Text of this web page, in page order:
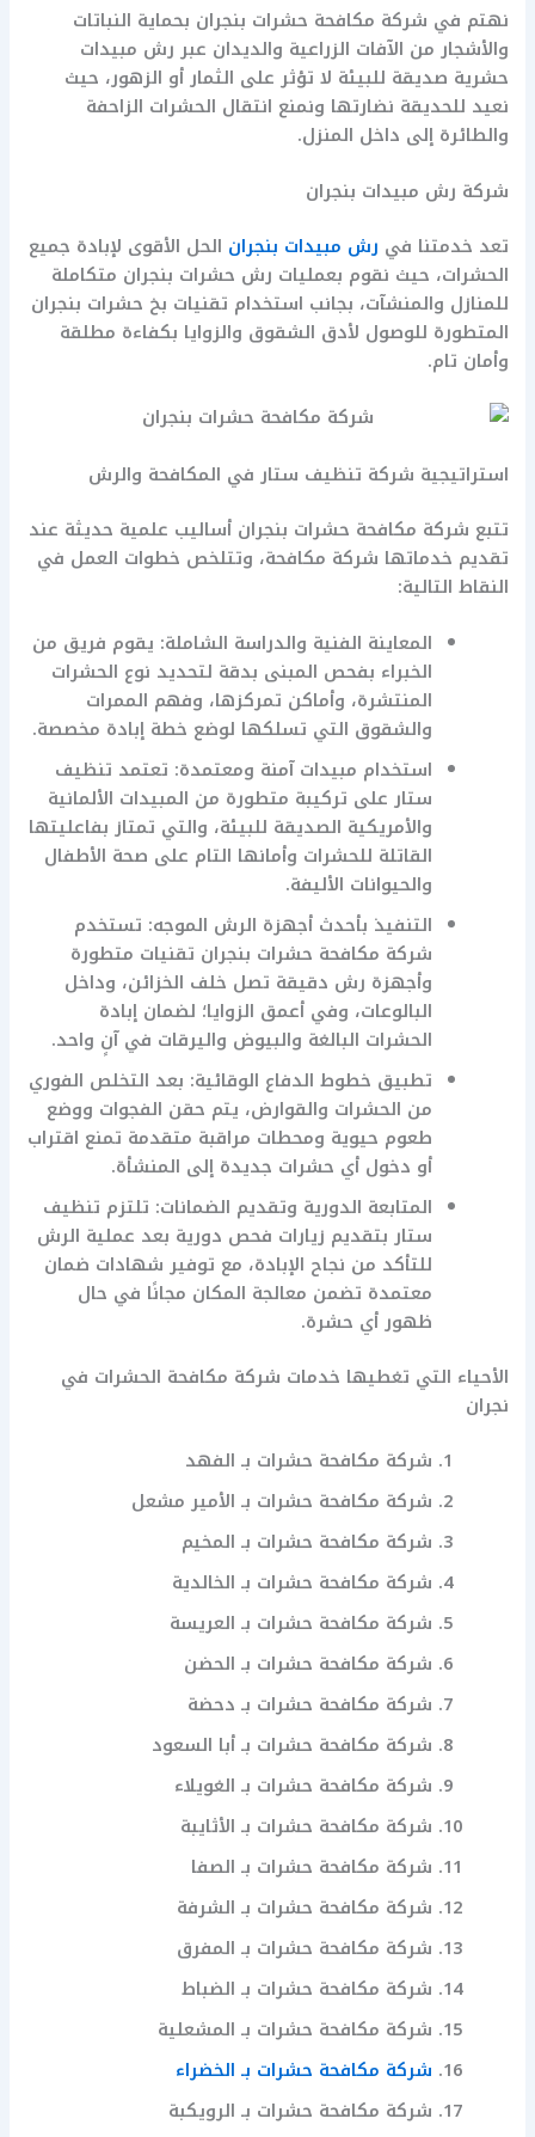
نهتم في شركة مكافحة حشرات بنجران بحماية النباتات
والأشجار من الآفات الزراعية والديدان عبر رش مبيدات
حشرية صديقة للبيئة لا تؤثر على الثمار أو الزهور، حيث
نعيد للحديقة نضارتها ونمنع انتقال الحشرات الزاحفة
والطائرة إلى داخل المنزل.
شركة رش مبيدات بنجران
تعد خدمتنا في رش مبيدات بنجران الحل الأقوى لإبادة جميع
الحشرات، حيث نقوم بعمليات رش حشرات بنجران متكاملة
للمنازل والمنشآت، بجانب استخدام تقنيات بخ حشرات بنجران
المتطورة للوصول لأدق الشقوق والزوايا بكفاءة مطلقة
وأمان تام.
استراتيجية شركة تنظيف ستار في المكافحة والرش
تتبع شركة مكافحة حشرات بنجران أساليب علمية حديثة عند
تقديم خدماتها شركة مكافحة، وتتلخص خطوات العمل في
النقاط التالية:
المعاينة الفنية والدراسة الشاملة: يقوم فريق من
الخبراء بفحص المبنى بدقة لتحديد نوع الحشرات
المنتشرة، وأماكن تمركزها، وفهم الممرات
والشقوق التي تسلكها لوضع خطة إبادة مخصصة.
استخدام مبيدات آمنة ومعتمدة: تعتمد تنظيف
ستار على تركيبة متطورة من المبيدات الألمانية
والأمريكية الصديقة للبيئة، والتي تمتاز بفاعليتها
القاتلة للحشرات وأمانها التام على صحة الأطفال
والحيوانات الأليفة.
التنفيذ بأحدث أجهزة الرش الموجه: تستخدم
شركة مكافحة حشرات بنجران تقنيات متطورة
وأجهزة رش دقيقة تصل خلف الخزائن، وداخل
البالوعات، وفي أعمق الزوايا؛ لضمان إبادة
الحشرات البالغة والبيوض واليرقات في آنٍ واحد.
تطبيق خطوط الدفاع الوقائية: بعد التخلص الفوري
من الحشرات والقوارض، يتم حقن الفجوات ووضع
طعوم حيوية ومحطات مراقبة متقدمة تمنع اقتراب
أو دخول أي حشرات جديدة إلى المنشأة.
المتابعة الدورية وتقديم الضمانات: تلتزم تنظيف
ستار بتقديم زيارات فحص دورية بعد عملية الرش
للتأكد من نجاح الإبادة، مع توفير شهادات ضمان
معتمدة تضمن معالجة المكان مجانًا في حال
ظهور أي حشرة.
الأحياء التي تغطيها خدمات شركة مكافحة الحشرات في
نجران
شركة مكافحة حشرات بـ الفهد
شركة مكافحة حشرات بـ الأمير مشعل
شركة مكافحة حشرات بـ المخيم
شركة مكافحة حشرات بـ الخالدية
شركة مكافحة حشرات بـ العريسة
شركة مكافحة حشرات بـ الحضن
شركة مكافحة حشرات بـ دحضة
شركة مكافحة حشرات بـ أبا السعود
شركة مكافحة حشرات بـ الغويلاء
شركة مكافحة حشرات بـ الأثايبة
شركة مكافحة حشرات بـ الصفا
شركة مكافحة حشرات بـ الشرفة
شركة مكافحة حشرات بـ المفرق
شركة مكافحة حشرات بـ الضباط
شركة مكافحة حشرات بـ المشعلية
شركة مكافحة حشرات بـ الخضراء
شركة مكافحة حشرات بـ الرويكبة